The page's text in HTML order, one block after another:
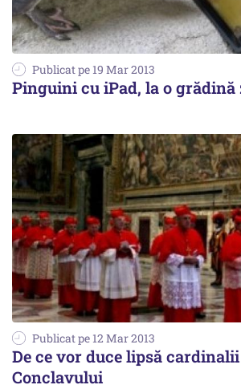
Publicat pe 19 Mar 2013
Pinguini cu iPad, la o grădină
Publicat pe 12 Mar 2013
De ce vor duce lipsă
Conclavului